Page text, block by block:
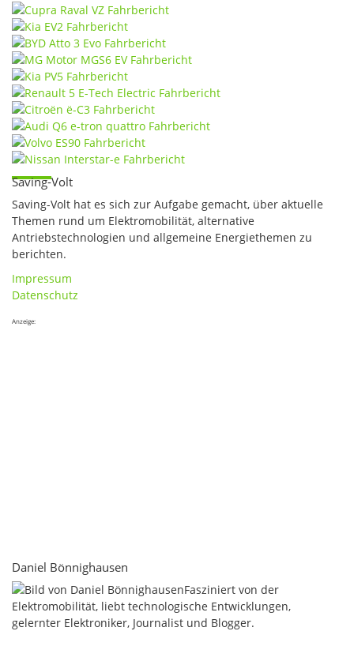
Saving-Volt
Saving-Volt hat es sich zur Aufgabe gemacht, über aktuelle
Themen rund um Elektromobilität, alternative
Antriebstechnologien und allgemeine Energiethemen zu
berichten.
Impressum
Datenschutz
Anzeige:
Daniel Bönnighausen
Fasziniert von der
Elektromobilität, liebt technologische Entwicklungen,
gelernter Elektroniker, Journalist und Blogger.